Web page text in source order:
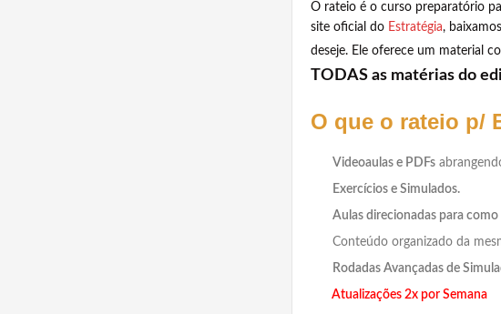
O rateio é o curso preparatório
site oficial do Estratégia,
deseje. Ele oferece um material
TODAS as matérias do
O que o rateio p/
Videoaulas e PDFs
Exercícios e Simulados.
Aulas direcionadas para
Conteúdo organizado da
Rodadas Avançadas de
Atualizações 2x por Semana